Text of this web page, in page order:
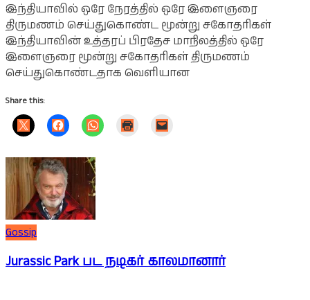
இந்தியாவில் ஒரே நேரத்தில் ஒரே இளைஞரை
திருமணம் செய்துகொண்ட மூன்று சகோதரிகள்
இந்தியாவின் உத்தரப் பிரதேச மாநிலத்தில் ஒரே
இளைஞரை மூன்று சகோதரிகள் திருமணம்
செய்துகொண்டதாக வெளியான
Share this:
Gossip
Jurassic Park பட நடிகர் காலமானார்